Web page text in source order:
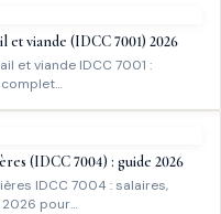
viande (IDCC 7001) 2026
et viande IDCC 7001 :
complet…
(IDCC 7004) : guide 2026
IDCC 7004 : salaires,
2026 pour…